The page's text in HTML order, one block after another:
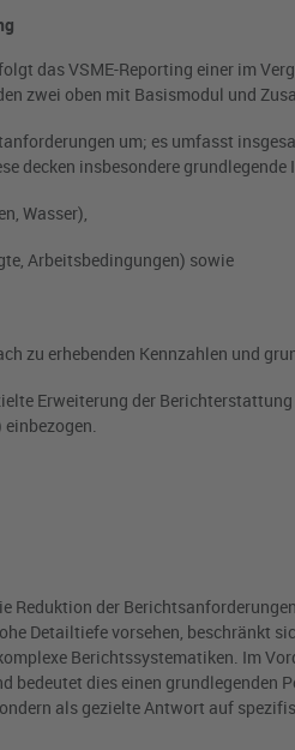
das VSME-Reporting einer im
zwei oben mit Basismodul und
um; es umfasst
decken insbesondere
Wasser),
Arbeitsbedingungen) sowie
zu erhebenden Kennzahlen und
Erweiterung der
Reduktion der
Detailtiefe vorsehen, beschränkt
Berichtssystematiken. Im
bedeutet dies einen
als gezielte Antwort auf